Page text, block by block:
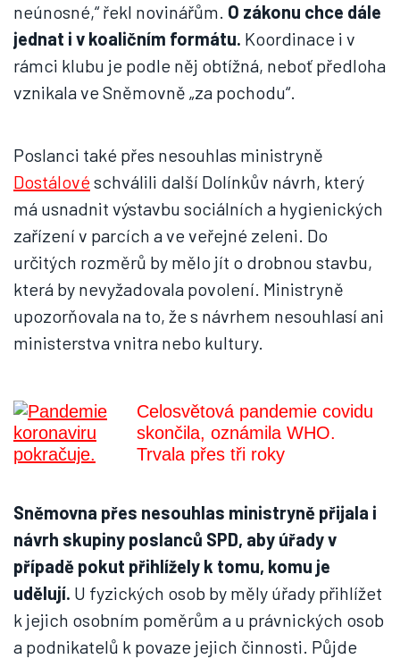
neúnosné,“ řekl novinářům. O zákonu chce dále
jednat i v koaličním formátu. Koordinace i v
rámci klubu je podle něj obtížná, neboť předloha
vznikala ve Sněmovně „za pochodu“.
Poslanci také přes nesouhlas ministryně
Dostálovéschválili další Dolínkův návrh, který
má usnadnit výstavbu sociálních a hygienických
zařízení v parcích a ve veřejné zeleni. Do
určitých rozměrů by mělo jít o drobnou stavbu,
která by nevyžadovala povolení. Ministryně
upozorňovala na to, že s návrhem nesouhlasí ani
ministerstva vnitra nebo kultury.
Celosvětová pandemie covidu
skončila, oznámila WHO.
Trvala přes tři roky
Sněmovna přes nesouhlas ministryně přijala i
návrh skupiny poslanců SPD, aby úřady v
případě pokut přihlížely k tomu, komu je
udělují. U fyzických osob by měly úřady přihlížet
k jejich osobním poměrům a u právnických osob
a podnikatelů k povaze jejich činnosti. Půjde